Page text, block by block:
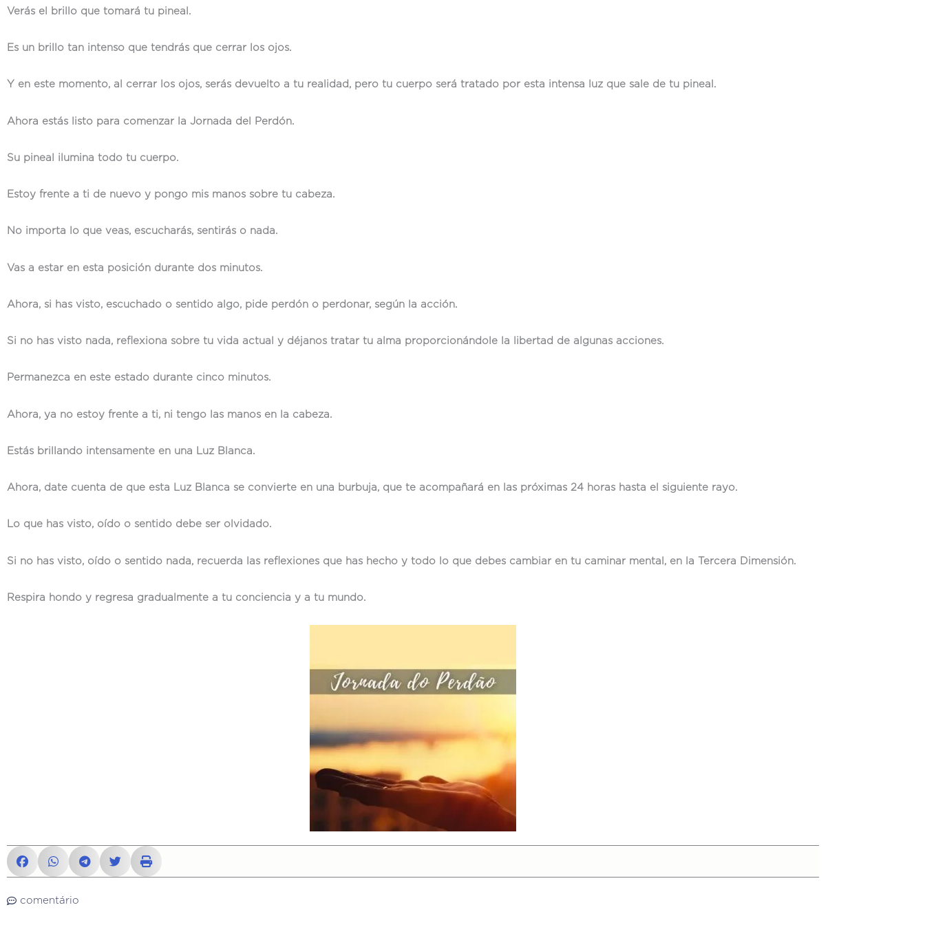
Verás el brillo que tomará tu pineal.
Es un brillo tan intenso que tendrás que cerrar los ojos.
Y en este momento, al cerrar los ojos, serás devuelto a tu realidad, pero tu cuerpo será tratado por esta intensa luz que sale de tu pineal.
Ahora estás listo para comenzar la Jornada del Perdón.
Su pineal ilumina todo tu cuerpo.
Estoy frente a ti de nuevo y pongo mis manos sobre tu cabeza.
No importa lo que veas, escucharás, sentirás o nada.
Vas a estar en esta posición durante dos minutos.
Ahora, si has visto, escuchado o sentido algo, pide perdón o perdonar, según la acción.
Si no has visto nada, reflexiona sobre tu vida actual y déjanos tratar tu alma proporcionándole la libertad de algunas acciones.
Permanezca en este estado durante cinco minutos.
Ahora, ya no estoy frente a ti, ni tengo las manos en la cabeza.
Estás brillando intensamente en una Luz Blanca.
Ahora, date cuenta de que esta Luz Blanca se convierte en una burbuja, que te acompañará en las próximas 24 horas hasta el siguiente rayo.
Lo que has visto, oído o sentido debe ser olvidado.
Si no has visto, oído o sentido nada, recuerda las reflexiones que has hecho y todo lo que debes cambiar en tu caminar mental, en la Tercera Dimensión.
Respira hondo y regresa gradualmente a tu conciencia y a tu mundo.
comentário